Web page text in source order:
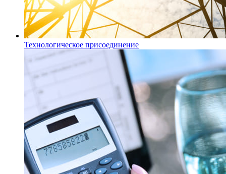
Технологическое присоединение